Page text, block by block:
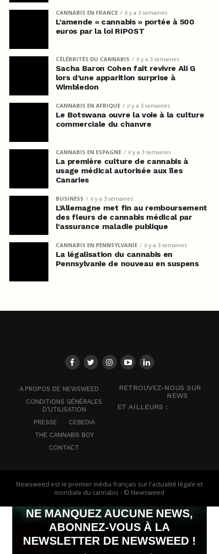
CANNABIS EN FRANCE il y a 3 semaines
L’amende « cannabis » portée à 500
euros par la loi RIPOST
CÉLÉBRITÉS DU CANNABIS il y a 3 semaines
Sacha Baron Cohen fait revivre Ali G
lors d’une apparition surprise à
Wimbledon
CANNABIS EN AFRIQUE il y a 3 semaines
Le Botswana ouvre la voie à la culture
commerciale du chanvre
CANNABIS EN ESPAGNE il y a 3 semaines
La première culture de cannabis à
usage médical autorisée aux îles
Canaries
BUSINESS il y a 3 semaines
L’Allemagne met fin au remboursement
des fleurs de cannabis médical par
l’assurance maladie publique
CANNABIS EN PENNSYLVANIE il y a 3 semaines
La légalisation du cannabis en
Pennsylvanie de nouveau en suspens
A PROPOS DE NEWSWEED
CONDITIONS GÉNÉRALES
D’UTILISATION
PRESSE
CEBEDIA
THE CANNABIS BOY
CONTACT
RETROUVEZ-NOUS SUR
NEWS
ET AILLEURS :
Newsweed est le premier média français sur l'actualité légale et
mondiale du cannabis - © Newsweed
NE MANQUEZ AUCUNE NEWS,
ABONNEZ-VOUS À LA
NEWSLETTER DE NEWSWEED !